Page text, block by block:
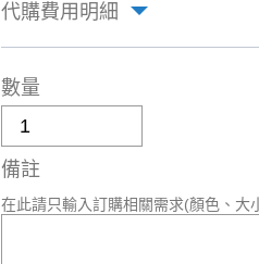
代購費用明細
數量
備註
在此請只輸入訂購相關需求(顏色、大